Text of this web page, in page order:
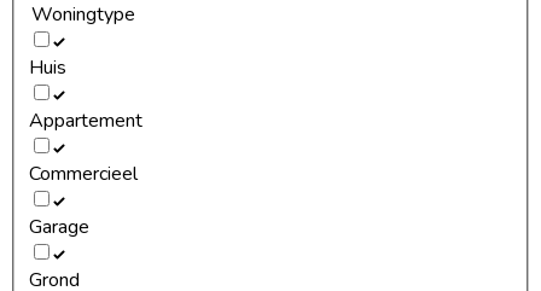
Woningtype
Huis
Appartement
Commercieel
Garage
Grond